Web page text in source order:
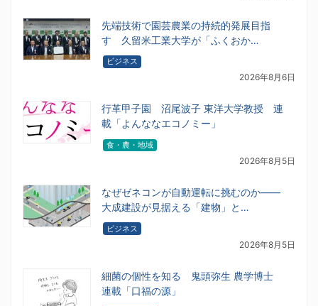
先端技術で園芸農業の持続的発展目指
す 久留米工業大学が「ふくおか…
ビジネス
2026年8月6日
行革甲子園 沼尾波子 東洋大学教授 連
載「よんななエコノミー」
食・農・地域
2026年8月5日
なぜゼネコンが自動運転に挑むのか――
大成建設が見据える「建物」と…
ビジネス
2026年8月5日
細菌の個性を知る 鬼頭弥生 農学博士
連載「口福の源」